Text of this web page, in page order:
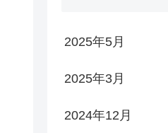
2025年5月
2025年3月
2024年12月